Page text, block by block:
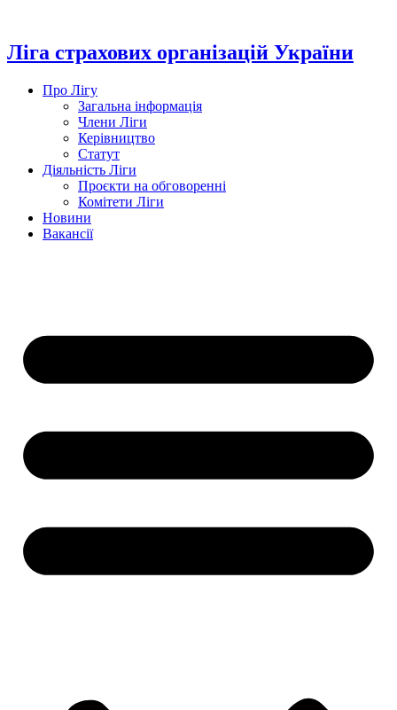
вмісту
Ліга страхових організацій України
Про Лігу
Загальна інформація
Члени Ліги
Керівництво
Статут
Діяльність Ліги
Проєкти на обговоренні
Комітети Ліги
Новини
Вакансії